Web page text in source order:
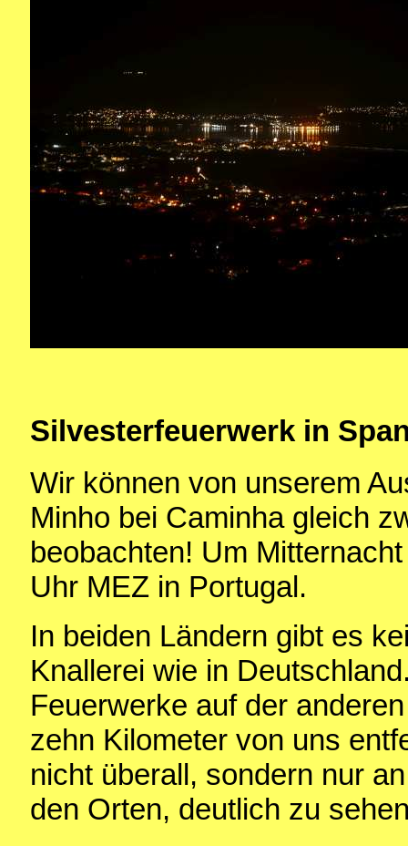
Silvesterfeuerwerk in
Wir können von unserem
Minho bei Caminha gleich
beobachten! Um
Uhr MEZ in Portugal.
In beiden Ländern gibt es
Knallerei wie in
Feuerwerke auf der
zehn Kilometer von uns
nicht überall, sondern nur
den Orten, deutlich zu